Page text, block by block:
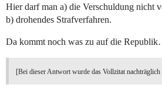
Hier darf man a) die Verschuldung nicht
b) drohendes Strafverfahren.
Da kommt noch was zu auf die
[Bei dieser Antwort wurde das Vollzitat nachträglich